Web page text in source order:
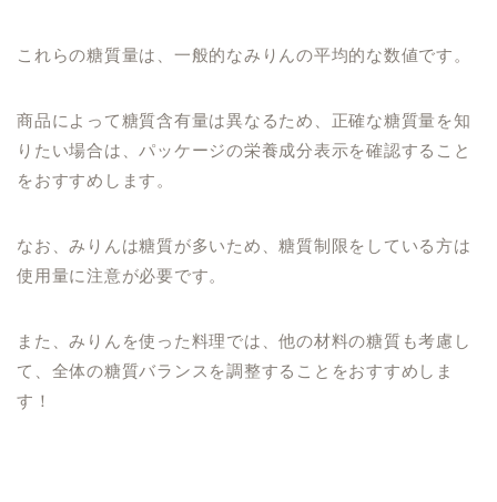
これらの糖質量は、一般的なみりんの平均的な数値です。
商品によって糖質含有量は異なるため、正確な糖質量を知
りたい場合は、パッケージの栄養成分表示を確認すること
をおすすめします。
なお、みりんは糖質が多いため、糖質制限をしている方は
使用量に注意が必要です。
また、みりんを使った料理では、他の材料の糖質も考慮し
て、全体の糖質バランスを調整することをおすすめしま
す！